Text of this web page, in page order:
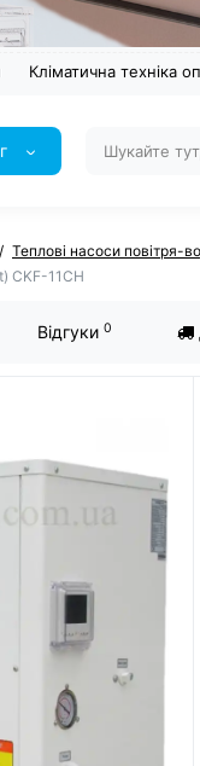
Кліматична техніка
Теплові насоси повітря-
CKF-11CH
Відгуки 0